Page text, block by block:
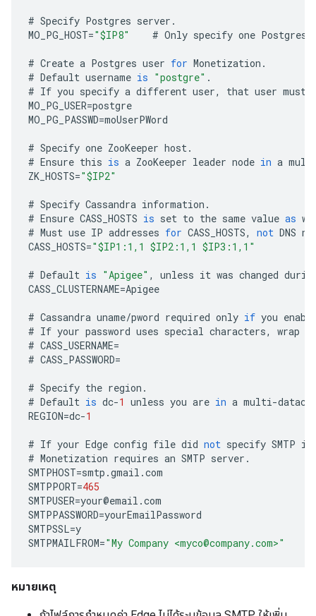
# Specify Postgres server .
MO_PG_HOST="$IP8" # Only specify one Postgres
# Create a Postgres user for Monetization .
# Default username is "postgre" .
# If you specify a different user, that user must
MO_PG_USER=postgre
MO_PG_PASSWD=moUserPWord
# Specify one ZooKeeper host.
# Ensure this is a ZooKeeper leader node in a
ZK_HOSTS="$IP2"
# Specify Cassandra information .
# Ensure CASS_HOSTS is set to the same value as
# Must use IP addresses for CASS_HOSTS, not DNS
CASS_HOSTS="$IP1:1,1 $IP2:1,1 $IP3:1,1"
# Default is "Apigee" , unless it was changed
CASS_CLUSTERNAME=Apigee
# Cassandra uname/pword required only if you
# If your password uses special characters, wrap
# CASS_USERNAME=
# CASS_PASSWORD=
# Specify the region .
# Default is dc-1 unless you are in a multi-
REGION=dc-1
# If your Edge config file did not specify SMTP
# Monetization requires an SMTP server .
SMTPHOST=smtp .gmail .com
SMTPPORT=465
SMTPUSER=your@email .com
SMTPPASSWORD=yourEmailPassword
SMTPSSL=y
SMTPMAILFROM="My Company <myco@company.com>"
หมายเหตุ